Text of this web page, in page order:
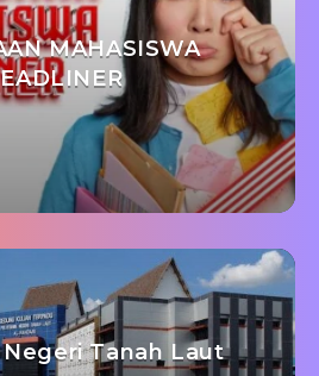
MAHASISWA
Tanah Laut